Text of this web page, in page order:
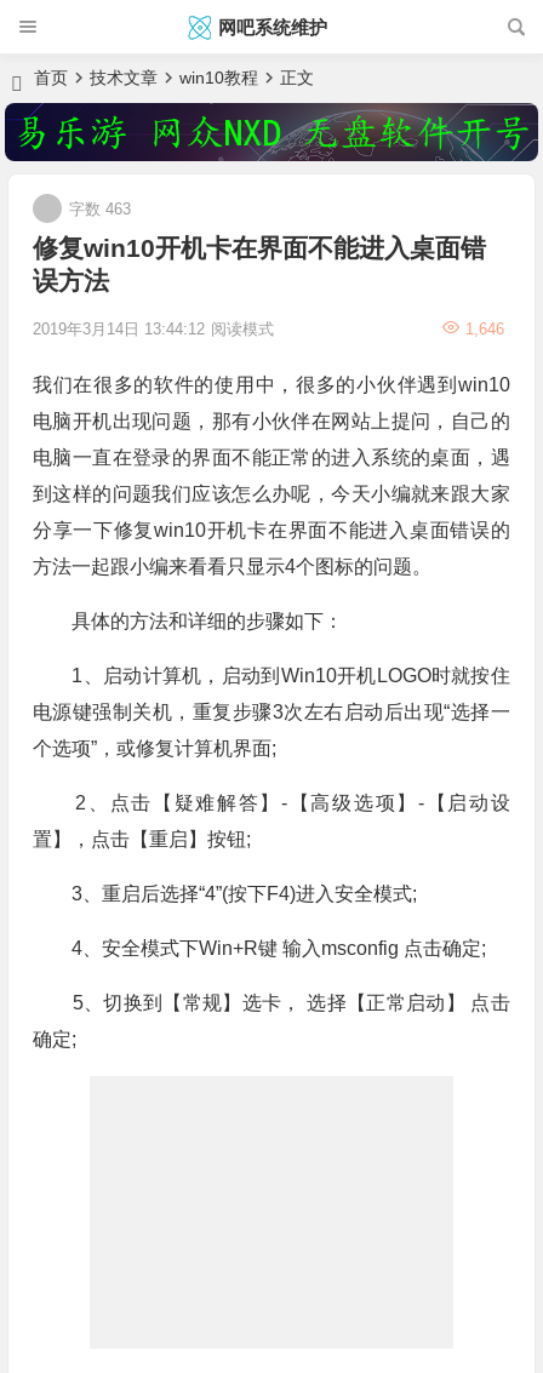
网吧系统维护
首页 技术文章 win10教程 正文
修复win10开机卡在界面不能进入桌面错
误方法
2019年3月14日 13:44:12 1,646
字数 463
阅读模式
我们在很多的软件的使用中，很多的小伙伴遇到win10
电脑开机出现问题，那有小伙伴在网站上提问，自己的
电脑一直在登录的界面不能正常的进入系统的桌面，遇
到这样的问题我们应该怎么办呢，今天小编就来跟大家
分享一下修复win10开机卡在界面不能进入桌面错误的
方法一起跟小编来看看只显示4个图标的问题。
具体的方法和详细的步骤如下：
1、启动计算机，启动到Win10开机LOGO时就按住
电源键强制关机，重复步骤3次左右启动后出现“选择一
个选项”，或修复计算机界面;
2、点击【疑难解答】-【高级选项】-【启动设
置】，点击【重启】按钮;
3、重启后选择“4”(按下F4)进入安全模式;
4、安全模式下Win+R键 输入msconfig 点击确定;
5、切换到【常规】选卡， 选择【正常启动】 点击
确定;